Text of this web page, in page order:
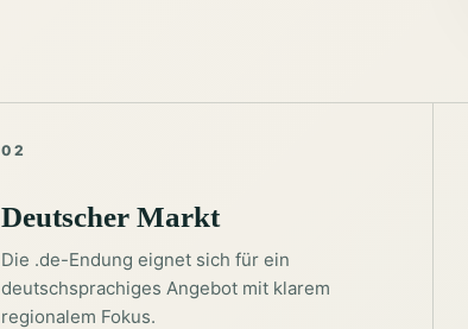
02
Deutscher Markt
Die .de-Endung eignet sich für ein
deutschsprachiges Angebot mit klarem
regionalem Fokus.